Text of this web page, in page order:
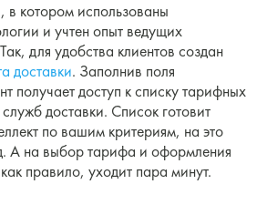
в котором использованы
и учтен опыт ведущих
для удобства клиентов создан
доставки. Заполнив поля
получает доступ к списку тарифных
доставки. Список готовит
по вашим критериям, на это
А на выбор тарифа и оформления
правило, уходит пара минут.